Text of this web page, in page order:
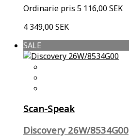
Ordinarie pris 5 116,00 SEK
4 349,00 SEK
SALE
Scan-Speak
Discovery 26W/8534G00